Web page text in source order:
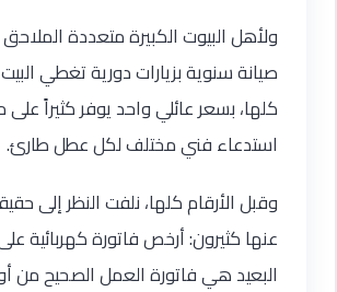
ولأهل البيوت الكبيرة متعددة
صيانة سنوية بزيارات دورية تغطي
كلها، بسعر عائلي واحد يوفر كثيراً على
استدعاء فني مختلف لكل عطل طارئ.
وقبل الأرقام كلها، نلفت النظر إلى
عنها كثيرون: أرخص فاتورة كهربائية
البعيد هي فاتورة العمل الصحيح من